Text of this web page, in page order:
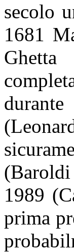
secolo
1681
1989
prima